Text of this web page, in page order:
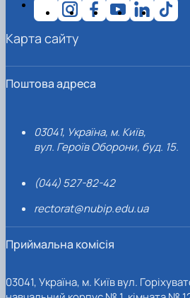
Поштова адреса
03041, Україна, м. Київ,
вул. Героїв Оборони, буд. 15.
(044) 527-82-42
rectorat@nubip.edu.ua
Приймальна комісія
03041, Україна, м. Київ вул.
Карта сайту